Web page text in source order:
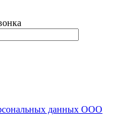
данных ООО